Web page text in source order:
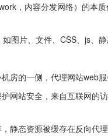
，内容分发网络）的本
图片、文件、CSS、js、静
房的一侧，代理网站web服
网站安全，来自互联网的
静态资源被缓存在反向代